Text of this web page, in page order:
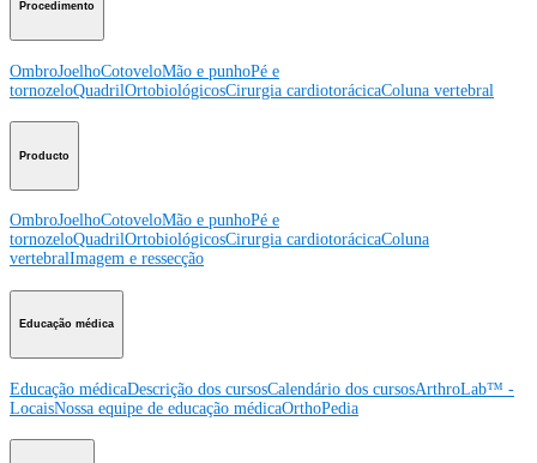
Procedimento
OmbroJoelhoCotoveloMão e punhoPé e
tornozeloQuadrilOrtobiológicosCirurgia cardiotorácicaColuna vertebral
Producto
OmbroJoelhoCotoveloMão e punhoPé e
tornozeloQuadrilOrtobiológicosCirurgia cardiotorácicaColuna
vertebralImagem e ressecção
Educação médica
Educação médicaDescrição dos cursosCalendário dos cursosArthroLab™ -
LocaisNossa equipe de educação médicaOrthoPedia